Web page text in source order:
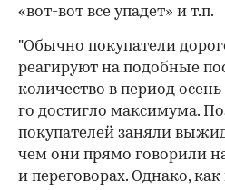
«вот-вот все упадет» и т.п.
"Обычно покупатели
реагируют на подобные
количество в период
го достигло максимума.
покупателей заняли
чем они прямо говорили
и переговорах. Однако,